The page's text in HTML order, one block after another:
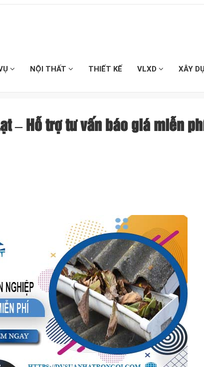
NỘI THẤT THIẾT KẾ VLXD XÂY
– Hỗ trợ tư vấn báo giá miễn phí